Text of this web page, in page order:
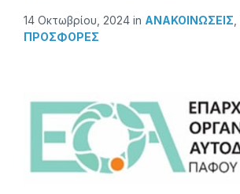
14 Οκτωβρίου, 2024 in ΑΝΑΚΟΙΝΏΣΕΙΣ
ΠΡΟΣΦΟΡΈΣ